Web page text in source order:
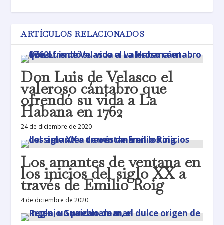
ARTÍCULOS RELACIONADOS
Don Luis de Velasco el
valeroso cántabro que
ofrendó su vida a La
Habana en 1762
24 de diciembre de 2020
Los amantes de ventana en
los inicios del siglo XX a
través de Emilio Roig
4 de diciembre de 2020